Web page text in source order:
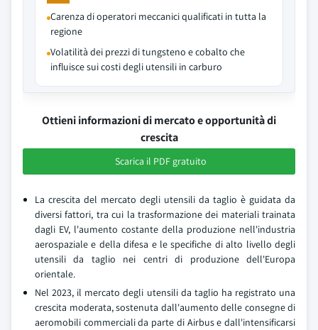
Carenza di operatori meccanici qualificati in tutta la
regione
Volatilità dei prezzi di tungsteno e cobalto che
influisce sui costi degli utensili in carburo
Ottieni informazioni di mercato e opportunità di
crescita
Scarica il PDF gratuito
La crescita del mercato degli utensili da taglio è guidata da
diversi fattori, tra cui la trasformazione dei materiali trainata
dagli EV, l'aumento costante della produzione nell'industria
aerospaziale e della difesa e le specifiche di alto livello degli
utensili da taglio nei centri di produzione dell'Europa
orientale.
Nel 2023, il mercato degli utensili da taglio ha registrato una
crescita moderata, sostenuta dall'aumento delle consegne di
aeromobili commerciali da parte di Airbus e dall'intensificarsi